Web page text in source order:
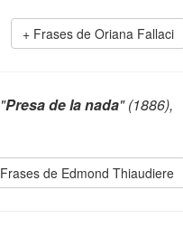
Frases de Oriana Fallaci
"Presa de la nada" (1886),
Frases de Edmond Thiaudiere